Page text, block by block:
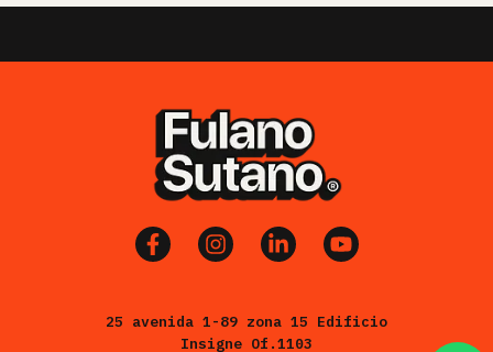
25 avenida 1-89 zona 15 Edificio
Insigne Of.1103